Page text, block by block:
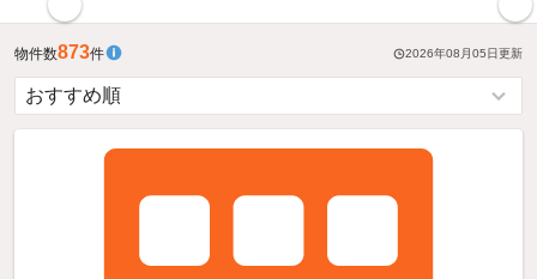
物件数873件 2026年08月05日更新